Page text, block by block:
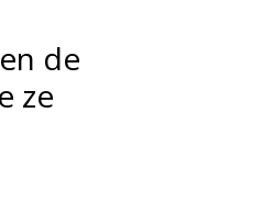
de
ze